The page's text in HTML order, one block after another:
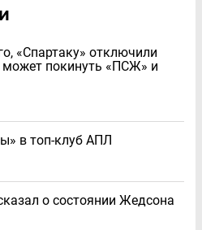
«Спартаку» отключили
покинуть «ПСЖ» и
в топ-клуб АПЛ
о состоянии Жедсона